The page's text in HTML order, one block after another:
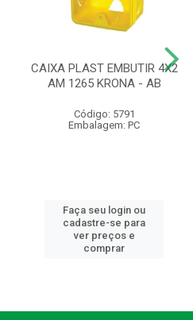
CAIXA PLAST EMBUTIR 4X2
AM 1265 KRONA - AB
Código: 5791
Embalagem: PC
Faça seu login ou
cadastre-se para
ver preços e
comprar